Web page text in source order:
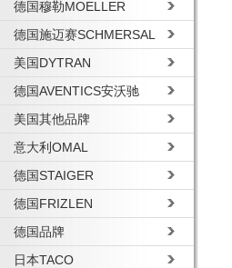
德国穆勒MOELLER
德国施迈赛SCHMERSAL
美国DYTRAN
德国AVENTICS安沃驰
美国其他品牌
意大利OMAL
德国STAIGER
德国FRIZLEN
德国品牌
日本TACO